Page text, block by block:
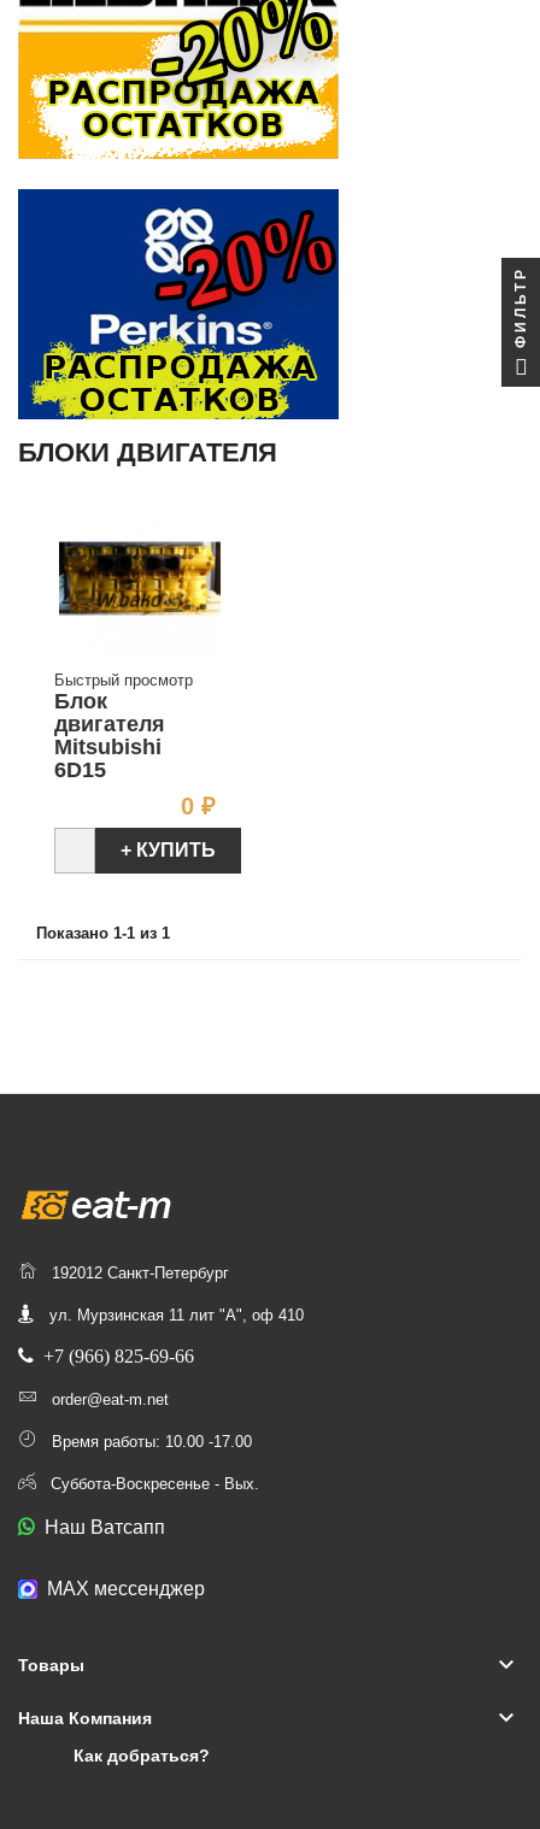
БЛОКИ ДВИГАТЕЛЯ
Быстрый просмотр
Блок
двигателя
Mitsubishi
6D15
0 ₽Цена
+ КУПИТЬ
Показано 1-1 из 1
192012 Санкт-Петербург
ул. Мурзинская 11 лит "А", оф 410
+7 (966) 825-69-66
order@eat-m.net
Время работы: 10.00 -17.00
Суббота-Воскресенье - Вых.
Наш Ватсапп
МАХ мессенджер
Товары keyboard_arrow_down
Наша Компания keyboard_arrow_down
Как добраться?
ФИЛЬТР